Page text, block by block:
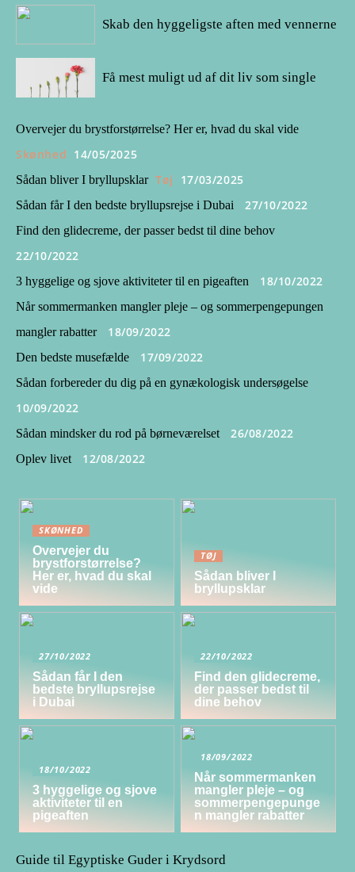
Skab den hyggeligste aften med vennerne
Få mest muligt ud af dit liv som single
Overvejer du brystforstørrelse? Her er, hvad du skal vide
Skønhed 14/05/2025
Sådan bliver I bryllupsklar Tøj 17/03/2025
Sådan får I den bedste bryllupsrejse i Dubai 27/10/2022
Find den glidecreme, der passer bedst til dine behov
22/10/2022
3 hyggelige og sjove aktiviteter til en pigeaften 18/10/2022
Når sommermanken mangler pleje – og sommerpengepungen
mangler rabatter
18/09/2022
Den bedste musefælde 17/09/2022
Sådan forbereder du dig på en gynækologisk undersøgelse
10/09/2022
Sådan mindsker du rod på børneværelset 26/08/2022
Oplev livet 12/08/2022
SKØNHED
Overvejer du
brystforstørrelse?
Her er, hvad du skal
vide
TØJ
Sådan bliver I
bryllupsklar
27/10/2022
Sådan får I den
bedste bryllupsrejse
i Dubai
22/10/2022
Find den glidecreme,
der passer bedst til
dine behov
18/10/2022
3 hyggelige og sjove
aktiviteter til en
pigeaften
18/09/2022
Når sommermanken
mangler pleje – og
sommerpengepunge
n mangler rabatter
Guide til Egyptiske Guder i Krydsord